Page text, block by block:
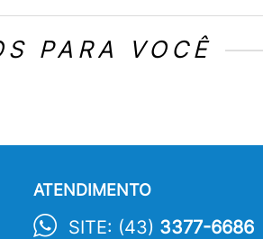
PARA VOCÊ
ATENDIMENTO
SITE: (43) 3377-6686